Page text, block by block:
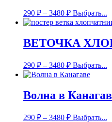
290 ₽ – 3480 ₽ Выбрать...
ВЕТОЧКА
290 ₽ – 3480 ₽ Выбрать...
Волна в
290 ₽ – 3480 ₽ Выбрать...